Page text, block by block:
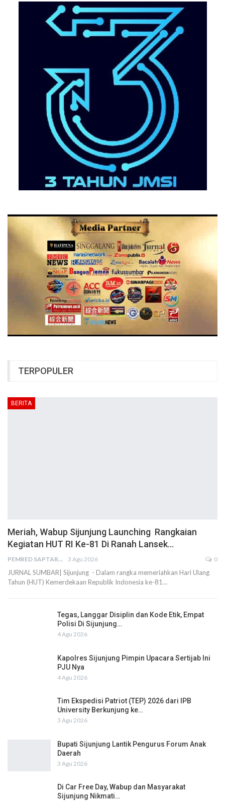
TERPOPULER
BERITA
Meriah, Wabup Sijunjung Launching Rangkaian
Kegiatan HUT RI Ke-81 Di Ranah Lansek…
PEMRED SAPTARIUS 3 Agu 2026 0
JURNAL SUMBAR| Sijunjung - Dalam rangka memeriahkan Hari Ulang
Tahun (HUT) Kemerdekaan Republik Indonesia ke-81…
Tegas, Langgar Disiplin dan Kode Etik, Empat
Polisi Di Sijunjung…
4 Agu 2026
Kapolres Sijunjung Pimpin Upacara Sertijab Ini
PJU Nya
4 Agu 2026
Tim Ekspedisi Patriot (TEP) 2026 dari IPB
University Berkunjung ke…
3 Agu 2026
Bupati Sijunjung Lantik Pengurus Forum Anak
Daerah
3 Agu 2026
Di Car Free Day, Wabup dan Masyarakat
Sijunjung Nikmati…